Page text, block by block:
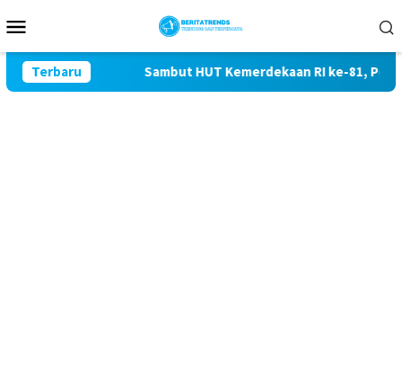
ke
Mobile
Terbaru Sambut HUT Kemerdekaan RI ke-81, Polres